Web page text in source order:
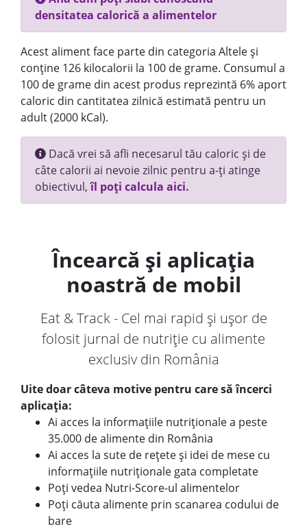
densitatea calorică a alimentelor
Acest aliment face parte din categoria Altele și
conține 126 kilocalorii la 100 de grame. Consumul a
100 de grame din acest produs reprezintă 6% aport
caloric din cantitatea zilnică estimată pentru un
adult (2000 kCal).
Dacă vrei să afli necesarul tău caloric și de
câte calorii ai nevoie zilnic pentru a-ți atinge
obiectivul,îl poți calcula aici.
Încearcă și aplicația
noastră de mobil
Eat & Track - Cel mai rapid și ușor de
folosit jurnal de nutriție cu alimente
exclusiv din România
Uite doar câteva motive pentru care să încerci
aplicația:
Ai acces la informațiile nutriționale a peste
35.000 de alimente din România
Ai acces la sute de rețete și idei de mese cu
informațiile nutriționale gata completate
Poți vedea Nutri-Score-ul alimentelor
Poți căuta alimente prin scanarea codului de
bare